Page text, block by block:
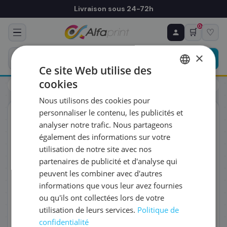
Livraison sous 24-72h
🛒
0
♡
Toners HP HP Q5949X/49X - Toner noir, 6 000 pages
ORIGINAL
♻ COMMANDE RÉCURRENTE
Prévoyez & économisez
Programmez votre prochain achat — notre équipe
vous prépare un devis personnalisé
RÉFÉRENCE DU PRODUIT
FRÉQUENCE
QUANTITÉ PAR LIVRAISON
DATE DE PREMIÈRE LIVRAISON SOUHAITÉE
×
Ce site Web utilise des
cookies
Nous utilisons des cookies pour
personnaliser le contenu, les publicités et
analyser notre trafic. Nous partageons
également des informations sur votre
utilisation de notre site avec nos
partenaires de publicité et d'analyse qui
peuvent les combiner avec d'autres
informations que vous leur avez fournies
ou qu'ils ont collectées lors de votre
utilisation de leurs services. Politique de
confidentialité